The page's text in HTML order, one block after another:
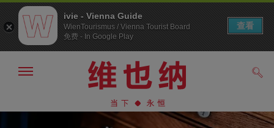
显
藏
ivie - Vienna Guide
WienTourismus / Vienna Tourist Board
免费 - In Google Play
查看